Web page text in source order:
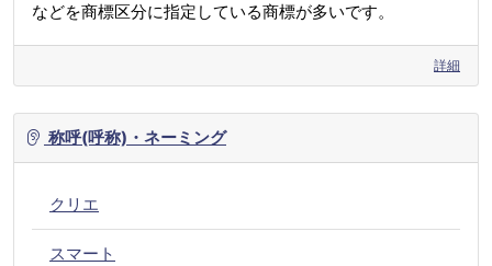
などを商標区分に指定している商標が多いです。
詳細
称呼(呼称)・ネーミング
クリエ
スマート